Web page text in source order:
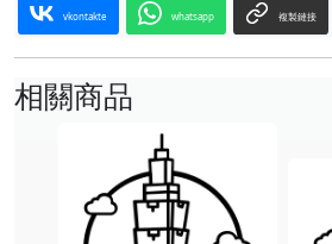
vkontakte whatsapp 複製鏈接
相關商品